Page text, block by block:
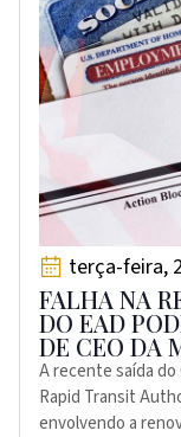
terça-feira,
FALHA NA
DO EAD
DE CEO DA
A recente saída
Rapid Transit
envolvendo a